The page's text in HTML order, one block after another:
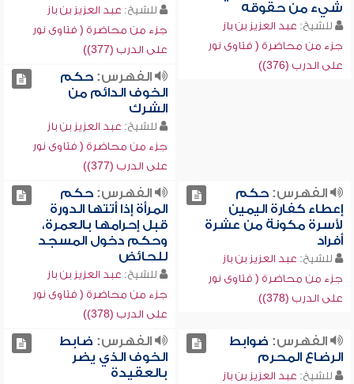
شيء من حقوقه
للشيخ: عبد العزيز بن باز
جزء من محاضرة ( فتاوى نور
على الدرب (376))
للشيخ: عبد العزيز بن باز
جزء من محاضرة ( فتاوى نور
على الدرب (377))
الفهرس:حكم
الخوف الدائم من
الشرك
للشيخ: عبد العزيز بن باز
جزء من محاضرة ( فتاوى نور
على الدرب (377))
الفهرس:حكم
إعطاء كفارة اليمين
لأسرة مكونة من عشرة
أفراد
للشيخ: عبد العزيز بن باز
جزء من محاضرة ( فتاوى نور
على الدرب (378))
الفهرس:حكم
المرأة إذا أتتها الدورة
قبل إحرامها بالعمرة،
وحكم دخول المسجد
للحائض
للشيخ: عبد العزيز بن باز
جزء من محاضرة ( فتاوى نور
على الدرب (378))
الفهرس: ضوابط
الرضاع المحرم
للشيخ: عبد العزيز بن باز
الفهرس: ضابط
الخوف الذي يضر
بالعقيدة